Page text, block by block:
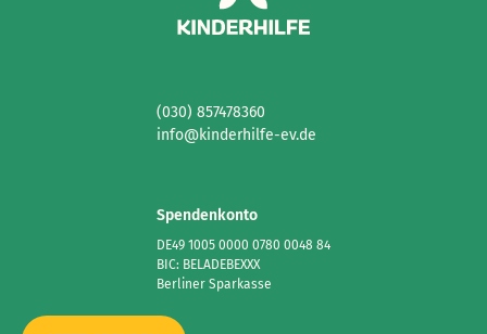
(030) 857478360
info@kinderhilfe-ev.de
Spendenkonto
DE49 1005 0000 0780 0048 84
BIC: BELADEBEXXX
Berliner Sparkasse